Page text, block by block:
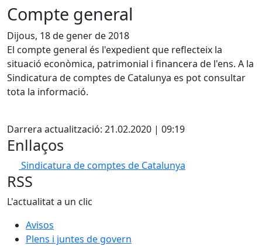
Compte general
Dijous, 18 de gener de 2018
El compte general és l'expedient que reflecteix la
situació econòmica, patrimonial i financera de l'ens. A la
Sindicatura de comptes de Catalunya es pot consultar
tota la informació.
Darrera actualització: 21.02.2020 | 09:19
Enllaços
Sindicatura de comptes de Catalunya
RSS
L'actualitat a un clic
Avisos
Plens i juntes de govern